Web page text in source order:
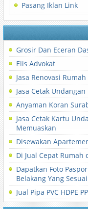
Pasang Iklan Link
Grosir Dan Eceran
Elis Advokat
Jasa Renovasi
Jasa Cetak
Anyaman Koran
Jasa Cetak Kartu
Memuaskan
Disewakan
Di Jual Cepat
Dapatkan Foto
Belakang Yang Sesuai
Jual Pipa PVC HDPE